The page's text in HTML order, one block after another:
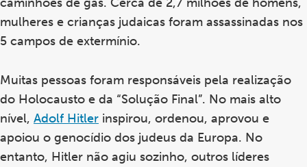
mulheres e crianças judaicas foram assassinadas nos
5 campos de extermínio.
Muitas pessoas foram responsáveis pela realização
do Holocausto e da “Solução Final”. No mais alto
nível, Adolf Hitler inspirou, ordenou, aprovou e
apoiou o genocídio dos judeus da Europa. No
entanto, Hitler não agiu sozinho, outros líderes